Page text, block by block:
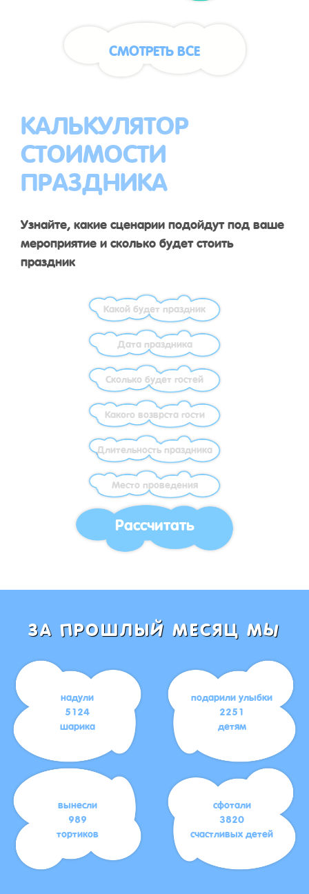
СМОТРЕТЬ ВСЕ
КАЛЬКУЛЯТОР
СТОИМОСТИ
ПРАЗДНИКА
Узнайте, какие сценарии подойдут под ваше
мероприятие и сколько будет стоить
праздник
Рассчитать
ЗА ПРОШЛЫЙ МЕСЯЦ МЫ
надули
5124
шарика
подарили улыбки
2251
детям
вынесли
989
тортиков
сфотали
3820
счастливых детей